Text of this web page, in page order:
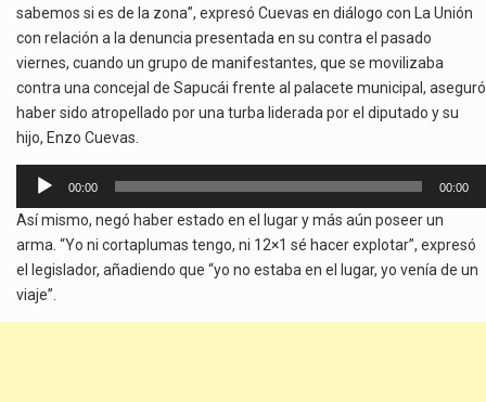
sabemos si es de la zona”, expresó Cuevas en diálogo con La Unión
con relación a la denuncia presentada en su contra el pasado
viernes, cuando un grupo de manifestantes, que se movilizaba
contra una concejal de Sapucái frente al palacete municipal, aseguró
haber sido atropellado por una turba liderada por el diputado y su
hijo, Enzo Cuevas.
Reproductor
audio
00:00 00:00
Así mismo, negó haber estado en el lugar y más aún poseer un
arma. “Yo ni cortaplumas tengo, ni 12×1 sé hacer explotar”, expresó
el legislador, añadiendo que “yo no estaba en el lugar, yo venía de un
viaje”.